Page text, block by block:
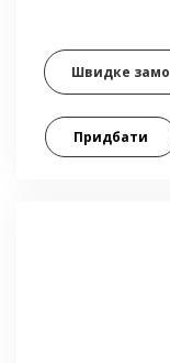
Швидке
Придбати